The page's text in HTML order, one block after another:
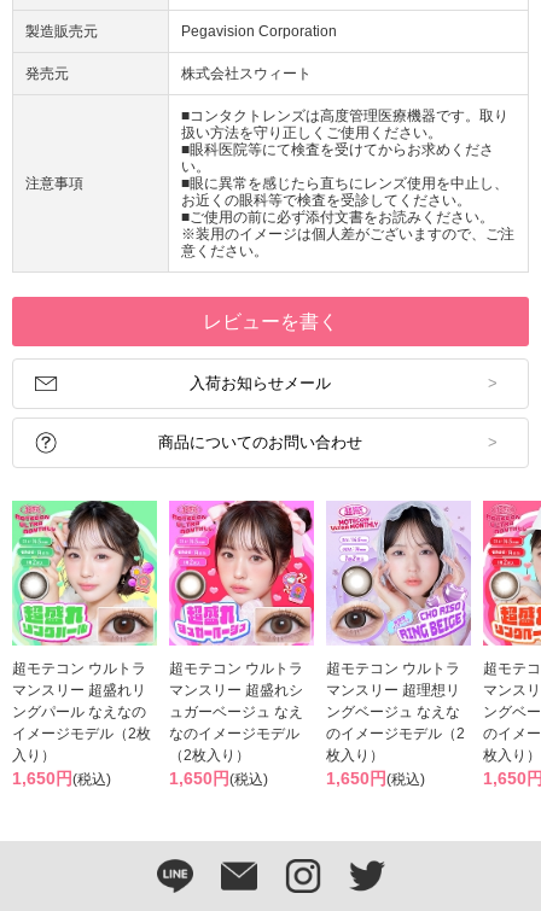
製造販売元 Pegavision Corporation
発売元 株式会社スウィート
注意事項
■コンタクトレンズは高度管理医療機器です。取り
扱い方法を守り正しくご使用ください。
■眼科医院等にて検査を受けてからお求めくださ
い。
■眼に異常を感じたら直ちにレンズ使用を中止し、
お近くの眼科等で検査を受診してください。
■ご使用の前に必ず添付文書をお読みください。
※装用のイメージは個人差がございますので、ご注
意ください。
レビューを書く
入荷お知らせメール
商品についてのお問い合わせ
超モテコン ウルトラ
マンスリー 超盛れリ
ングパール なえなの
イメージモデル（2枚
入り）
1,650円(税込)
超モテコン ウルトラ
マンスリー 超盛れシ
ュガーベージュ なえ
なのイメージモデル
（2枚入り）
1,650円(税込)
超モテコン ウルトラ
マンスリー 超理想リ
ングベージュ なえな
のイメージモデル（2
枚入り）
1,650円(税込)
超モテ
マンス
ングベ
のイメ
枚入り）
1,650